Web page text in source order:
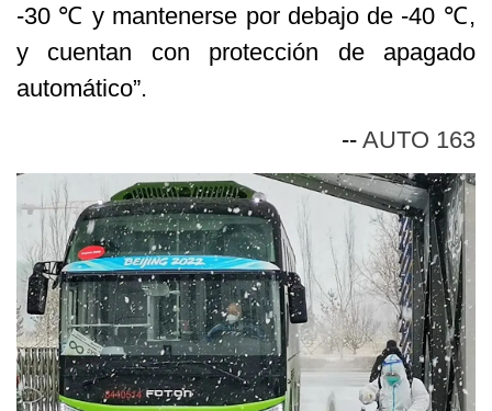
-30 ℃ y mantenerse por debajo de -40 ℃,
y cuentan con protección de apagado
automático”.
-- AUTO 163